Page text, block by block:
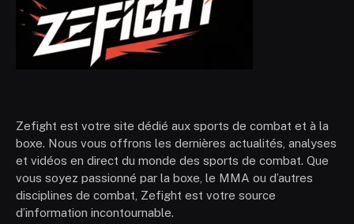
Zefight est votre site dédié aux sports de combat et à la
boxe. Nous vous offrons les dernières actualités, analyses
et vidéos en direct du monde des sports de combat. Que
vous soyez passionné par la boxe, le MMA ou d’autres
disciplines de combat, Zefight est votre source
d’information incontournable.